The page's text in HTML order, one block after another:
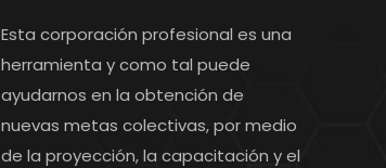
Esta corporación profesional es una
herramienta y como tal puede
ayudarnos en la obtención de
nuevas metas colectivas, por medio
de la proyección, la capacitación y el